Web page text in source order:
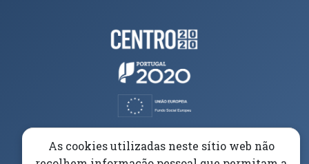
Parceiros e Financiadores
As cookies utilizadas neste sítio web não